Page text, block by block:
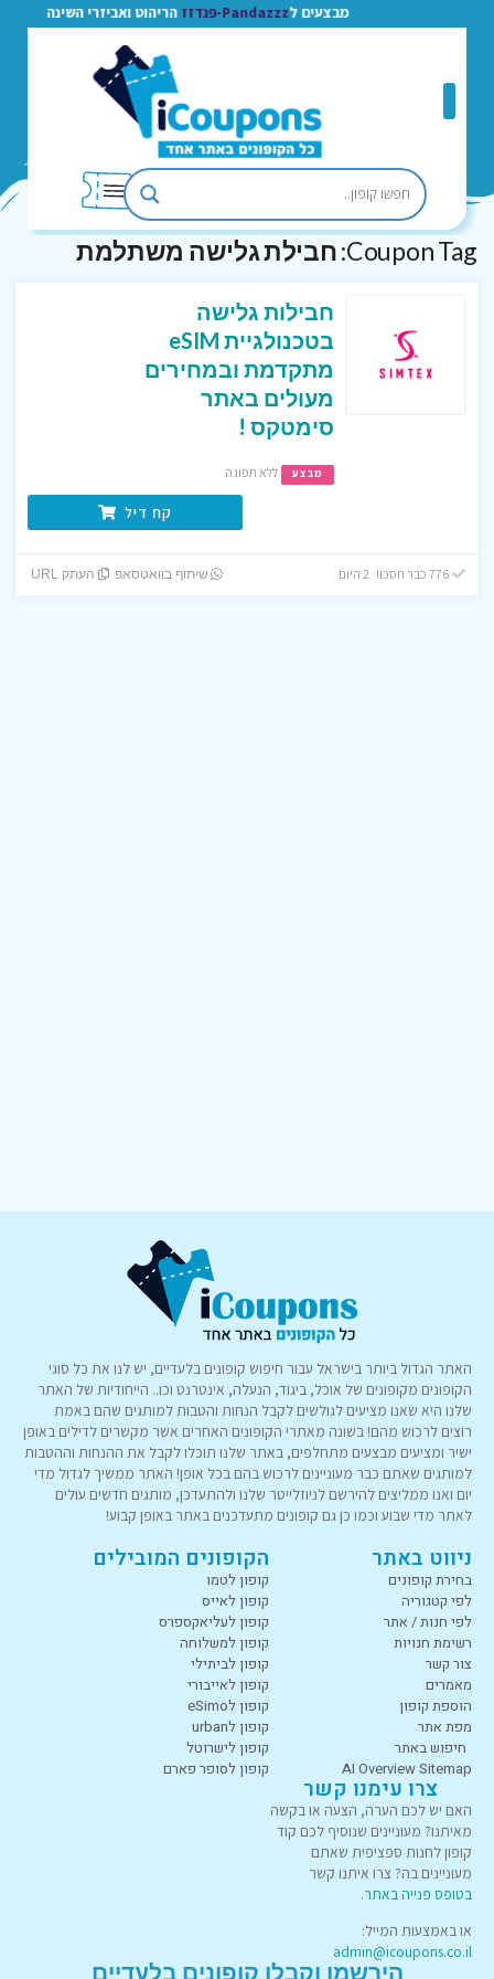
מבצעים ל Pandazzz-פנדזז הריהוט ואביזרי השינה
Coupon Tag: חבילת גלישה משתלמת
חבילות גלישה
בטכנולגיית eSIM
מתקדמת ובמחירים
מעולים באתר
סימטקס !
מבצע ללא תפוגה
קח דיל
776 כבר חסכו! 2 היום שיתוף בוואטסאפ העתק URL
האתר הגדול ביותר בישראל עבור חיפוש קופונים בלעדיים, יש לנו את כל סוגי
הקופונים מקופונים של אוכל, ביגוד, הנעלה, אינטרנט וכו.. הייחודיות של האתר
שלנו היא שאנו מציעים לגולשים לקבל הנחות והטבות למותגים שהם באמת
רוצים לרכוש מהם! בשונה מאתרי הקופונים האחרים אשר מקשרים לדילים באופן
ישיר ומציעים מבצעים מתחלפים, באתר שלנו תוכלו לקבל את ההנחות וההטבות
למותגים שאתם כבר מעוניינים לרכוש בהם בכל אופן! האתר ממשיך לגדול מדי
יום ואנו ממליצים להירשם לניוזלייטר שלנו ולהתעדכן, מותגים חדשים עולים
לאתר מדי שבוע וכמו כן גם קופונים מתעדכנים באתר באופן קבוע!
ניווט באתר
בחירת קופונים
לפי קטגוריה
לפי חנות / אתר
רשימת חנויות
צור קשר
מאמרים
הוספת קופון
מפת אתר
חיפוש באתר
AI Overview Sitemap
הקופונים המובילים
קופון לטמו
קופון לאייס
קופון לעליאקספרס
קופון למשלוחה
קופון לביתילי
קופון לאייבורי
קופון לeSimo
קופון לurban
קופון לישרוטל
קופון לסופר פארם
צרו עימנו קשר
האם יש לכם הערה, הצעה או בקשה
מאיתנו? מעוניינים שנוסיף לכם קוד
קופון לחנות ספציפית שאתם
מעוניינים בה? צרו איתנו קשר
בטופס פנייה באתר.
או באמצעות המייל:
admin@icoupons.co.il
הירשמו וקבלו קופונים בלעדיים